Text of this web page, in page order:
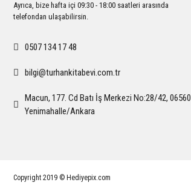
Ayrıca, bize hafta içi 09:30 - 18:00 saatleri arasında
telefondan ulaşabilirsin.
0507 134 17 48
bilgi@turhankitabevi.com.tr
Macun, 177. Cd Batı İş Merkezi No:28/42, 06560
Yenimahalle/Ankara
Copyright 2019 © Hediyepix.com